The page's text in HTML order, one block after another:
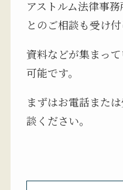
アストルム法律事
とのご相談も受け付
資料などが集まっ
可能です。
まずはお電話また
談ください。